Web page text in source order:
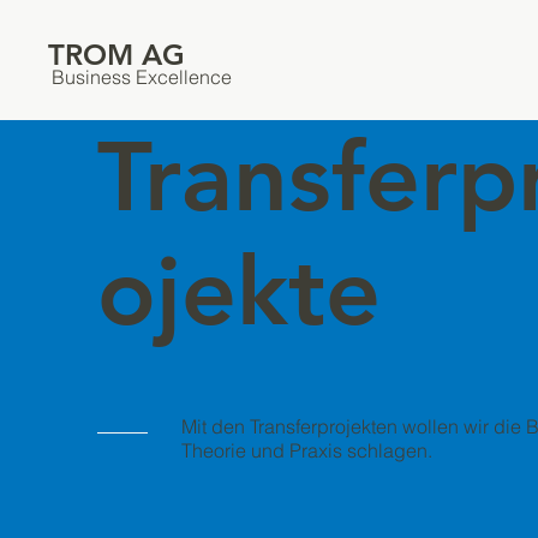
TROM AG
Business Excellence
ojekte
Mit den Transferprojekten wollen wir die
Theorie und Praxis schlagen.